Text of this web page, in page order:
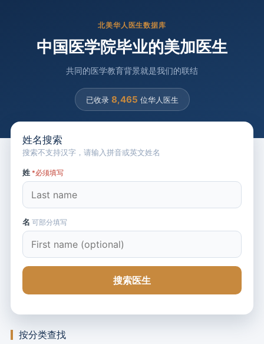
北美华人医生数据库
中国医学院毕业的美加医生
共同的医学教育背景就是我们的联结
已收录 8,465 位华人医生
姓名搜索
搜索不支持汉字，请输入拼音或英文姓名
姓 *必须填写
名 可部分填写
搜索医生
按分类查找